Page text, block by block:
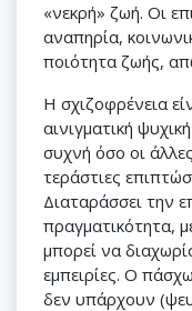
«νεκρή» ζωή. Οι
αναπηρία,
ποιότητα ζωής,
Η σχιζοφρένεια
αινιγματική
συχνή όσο οι
τεράστιες
Διαταράσσει την
πραγματικότητα,
μπορεί να
εμπειρίες. Ο
δεν υπάρχουν